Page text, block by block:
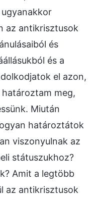
az antikrisztusok
és
és a
el azon,
meg,
Miután
határoztátok
viszonyulnak az
státuszukhoz?
Amit a legtöbb
az antikrisztusok